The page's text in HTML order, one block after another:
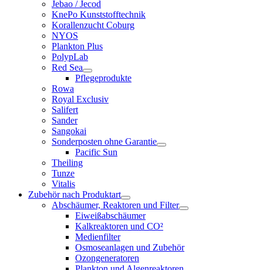
Jebao / Jecod
KnePo Kunststofftechnik
Korallenzucht Coburg
NYOS
Plankton Plus
PolypLab
Red Sea
Pflegeprodukte
Rowa
Royal Exclusiv
Salifert
Sander
Sangokai
Sonderposten ohne Garantie
Pacific Sun
Theiling
Tunze
Vitalis
Zubehör nach Produktart
Abschäumer, Reaktoren und Filter
Eiweißabschäumer
Kalkreaktoren und CO²
Medienfilter
Osmoseanlagen und Zubehör
Ozongeneratoren